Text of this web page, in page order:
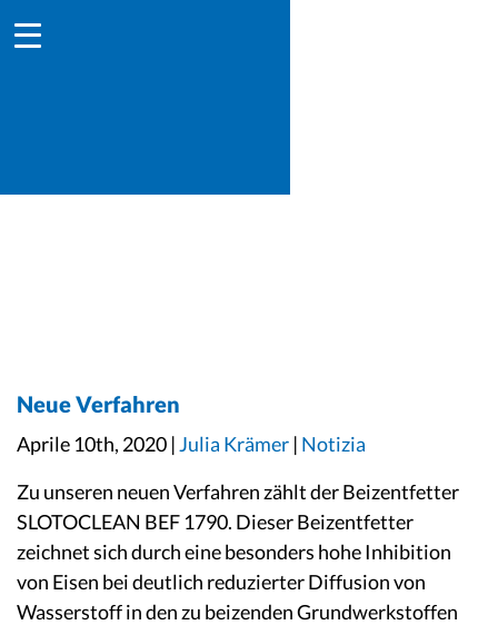
Neue Verfahren
Aprile 10th, 2020 |Julia Krämer | Notizia
Zu unseren neuen Verfahren zählt der Beizentfetter
SLOTOCLEAN BEF 1790. Dieser Beizentfetter
zeichnet sich durch eine besonders hohe Inhibition
von Eisen bei deutlich reduzierter Diffusion von
Wasserstoff in den zu beizenden Grundwerkstoffen